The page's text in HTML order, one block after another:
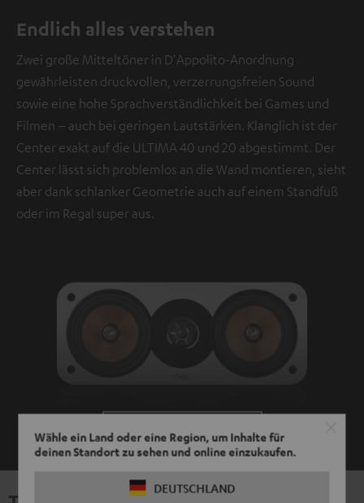
Wähle ein Land oder eine Region, um Inhalte für
deinen Standort zu sehen und online einzukaufen.
DEUTSCHLAND
Endlich alles verstehen
Zwei große Mitteltöner in D'Appolito-Anordnung
gewährleisten druckvollen, verzerrungsfreien Sound
sowie eine hohe Sprachverständlichkeit bei Games und
Filmen – auch bei geringen Lautstärken. Klanglich ist der
Center exakt auf die ULTIMA 40 und 20 abgestimmt. Der
Center lässt sich problemlos an die Wand montieren, sieht
aber dank schlanker Geometrie auch auf einem Standfuß
oder im Regal super aus.
ZEIGE MIR MEHR